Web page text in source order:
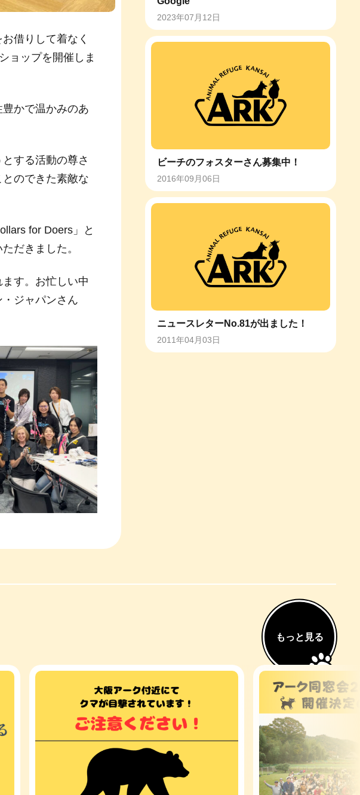
借りして着なく
ョップを開催しま
かで温かみのあ
する活動の尊さ
のできた素敵な
for Doers」と
だきました。
す。お忙しい中
ジャパンさん
2023年07月12日
ビーチのフォスターさん募集中！
2016年09月06日
ニュースレターNo.81が出ました！
2011年04月03日
もっと見る